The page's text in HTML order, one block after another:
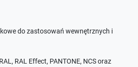
do zastosowań wewnętrznych i
RAL Effect, PANTONE, NCS oraz